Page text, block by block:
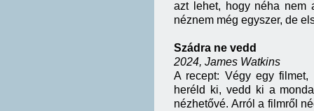
azt lehet, hogy néha nem
néznem még egyszer, de
Szádra ne vedd
2024, James Watkins
A recept: Végy egy
heréld ki, vedd ki a
nézhetővé. Arról a filmről